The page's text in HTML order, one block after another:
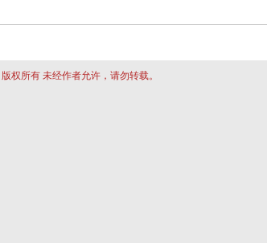
版权所有 未经作者允许，请勿转载。